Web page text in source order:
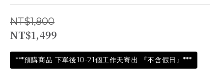
NT$1,800
NT$1,499
***預購商品 下單後10-21個工作天寄出 『不含假日』***